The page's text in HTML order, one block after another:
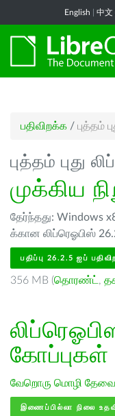
English 中文
பதிவிறக்க / புத்தம்
புத்தம் புது
முக்கிய
தேர்ந்தது: Windows
க்கான லிப்ரெஓபிஸ்
பதிப்பு 26.2.5 ஐப்
356 MB (தொரண்ட் ,
கோப்புகள்
வேறொரு மொழி
இணைப்பில்லா நிலை